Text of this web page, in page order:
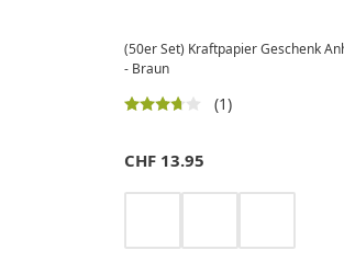
(50er Set) Kraftpapier Geschenk
- Braun
(1)
CHF 13.95